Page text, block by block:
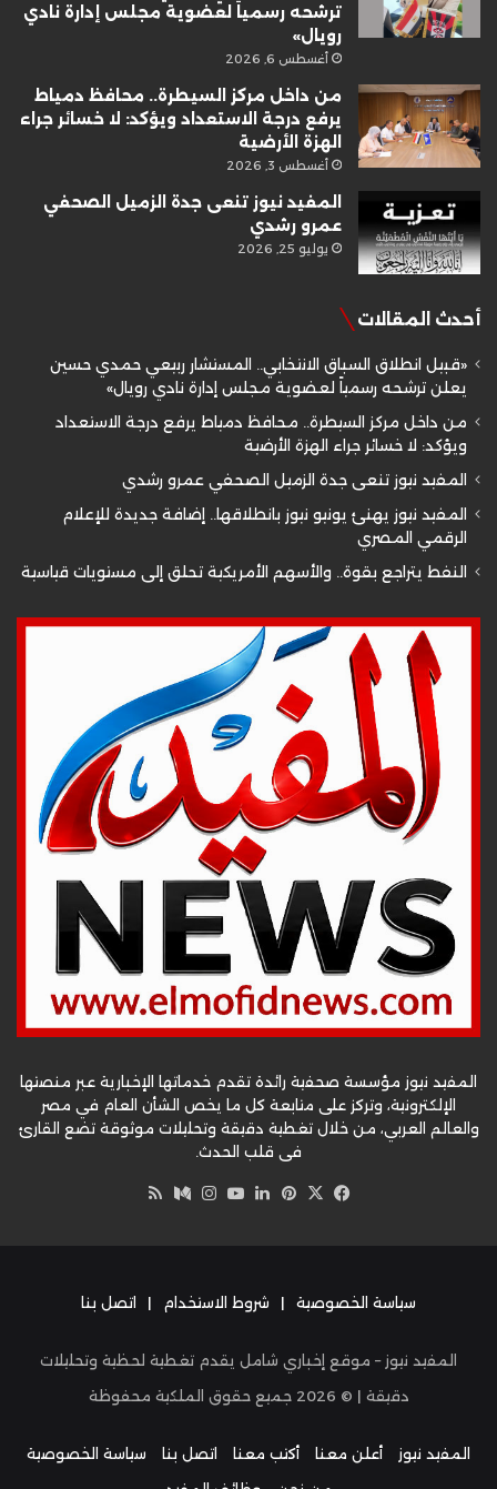
ترشحه رسمياً لعضوية مجلس إدارة نادي
رويال»
أغسطس 6, 2026
من داخل مركز السيطرة.. محافظ دمياط
يرفع درجة الاستعداد ويؤكد: لا خسائر جراء
الهزة الأرضية
أغسطس 3, 2026
المفيد نيوز تنعى جدة الزميل الصحفي
عمرو رشدي
يوليو 25, 2026
أحدث المقالات
«قبيل انطلاق السباق الانتخابي.. المستشار ربيعي حمدي حسين
يعلن ترشحه رسمياً لعضوية مجلس إدارة نادي رويال»
من داخل مركز السيطرة.. محافظ دمياط يرفع درجة الاستعداد
ويؤكد: لا خسائر جراء الهزة الأرضية
المفيد نيوز تنعى جدة الزميل الصحفي عمرو رشدي
المفيد نيوز يهنئ يونيو نيوز بانطلاقها.. إضافة جديدة للإعلام
الرقمي المصري
النفط يتراجع بقوة.. والأسهم الأمريكية تحلق إلى مستويات قياسية
المفيد نيوز مؤسسة صحفية رائدة تقدم خدماتها الإخبارية عبر منصتها
الإلكترونية، وتركز على متابعة كل ما يخص الشأن العام في مصر
والعالم العربي، من خلال تغطية دقيقة وتحليلات موثوقة تضع القارئ
في قلب الحدث.
فيسبوك
‫X بينتيريست
لينكدإن‫YouTube
انستقرام
وسط
سياسة الخصوصية | شروط الاستخدام | اتصل بنا
المفيد نيوز – موقع إخباري شامل يقدم تغطية لحظية وتحليلات
دقيقة | © 2026 جميع حقوق الملكية محفوظة
المفيد نيوز أعلن معنا أكتب معنا اتصل بنا
سياسة الخصوصية